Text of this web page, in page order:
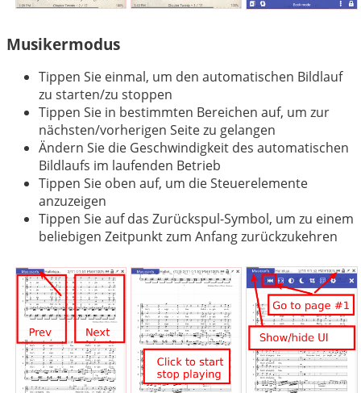
Musikermodus
Tippen Sie einmal, um den automatischen Bildlauf
zu starten/zu stoppen
Tippen Sie in bestimmten Bereichen auf, um zur
nächsten/vorherigen Seite zu gelangen
Ändern Sie die Geschwindigkeit des automatischen
Bildlaufs im laufenden Betrieb
Tippen Sie oben auf, um die Steuerelemente
anzuzeigen
Tippen Sie auf das Zurückspul-Symbol, um zu einem
beliebigen Zeitpunkt zum Anfang zurückzukehren